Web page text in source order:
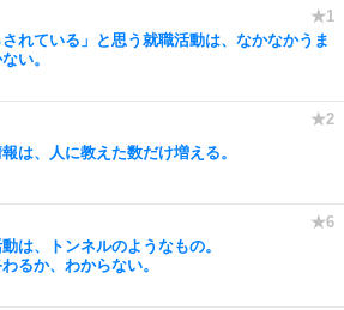
されている」と思う就職活動は、なかなかうま
い。
は、人に教えた数だけ増える。
は、トンネルのようなもの。
るか、わからない。